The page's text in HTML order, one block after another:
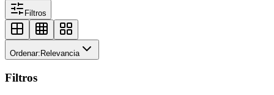
Filtros
Ordenar: Relevancia
Filtros